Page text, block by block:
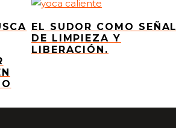
EL SUDOR COMO SEÑAL
DE LIMPIEZA Y
LIBERACIÓN.